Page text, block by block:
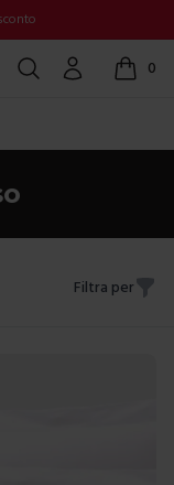
Cerca Account 0
items
Filtra per